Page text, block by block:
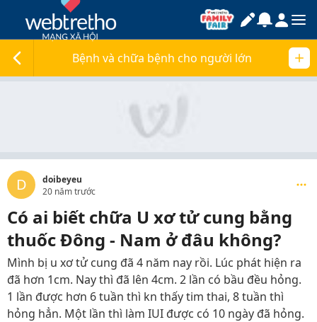
Bệnh và chữa bệnh cho người lớn
D
doibeyeu
20 năm trước
Có ai biết chữa U xơ tử cung bằng
thuốc Đông - Nam ở đâu không?
Mình bị u xơ tử cung đã 4 năm nay rồi. Lúc phát hiện ra
đã hơn 1cm. Nay thì đã lên 4cm. 2 lần có bầu đều hỏng.
1 lần được hơn 6 tuần thì kn thấy tim thai, 8 tuần thì
hỏng hẳn. Một lần thì làm IUI được có 10 ngày đã hỏng.